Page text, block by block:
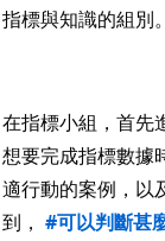
指標與知識的組別。
在指標小組，首先
想要完成指標數據
適行動的案例，以
到， #可以判斷甚